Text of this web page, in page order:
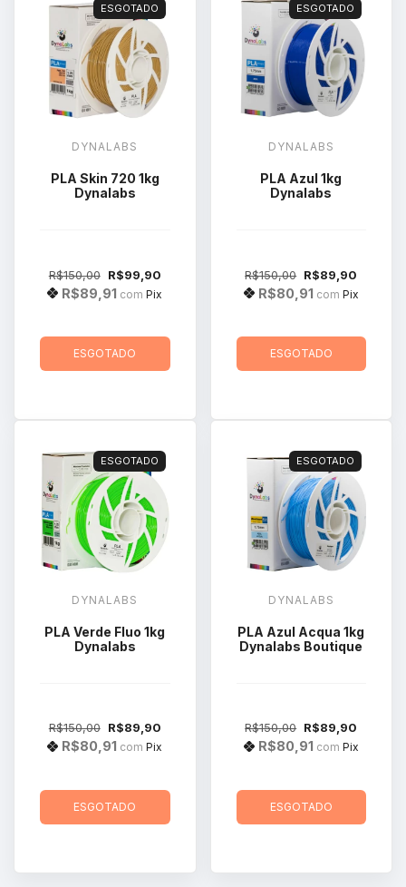
ESGOTADO
DYNALABS
PLA Skin 720 1kg
Dynalabs
R$150,00 R$99,90
R$89,91 com Pix
ESGOTADO
ESGOTADO
DYNALABS
PLA Azul 1kg
Dynalabs
R$150,00 R$89,90
R$80,91 com Pix
ESGOTADO
ESGOTADO
DYNALABS
PLA Verde Fluo 1kg
Dynalabs
R$150,00 R$89,90
R$80,91 com Pix
ESGOTADO
ESGOTADO
DYNALABS
PLA Azul Acqua 1kg
Dynalabs Boutique
R$150,00 R$89,90
R$80,91 com Pix
ESGOTADO